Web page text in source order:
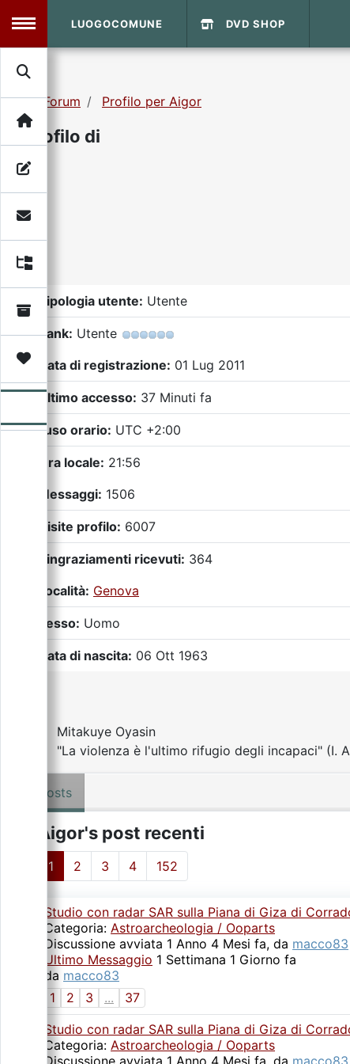
MENU
Search
Archivio
Video
Forum
Donazione
LUOGOCOMUNE DVD SHOP
Forum Profilo per Aigor
Profilo di
Tipologia utente: Utente
Rank: Utente
Data di registrazione: 01 Lug 2011
Ultimo accesso: 37 Minuti fa
Fuso orario: UTC +2:00
Ora locale: 21:56
Messaggi: 1506
Visite profilo: 6007
Ringraziamenti ricevuti: 364
Località: Genova
Sesso: Uomo
Data di nascita: 06 Ott 1963
Mitakuye Oyasin
"La violenza è l'ultimo rifugio degli incapaci" (I.
Posts
Aigor's post recenti
1 2 3 4 152
Studio con radar SAR sulla Piana di Giza di
Categoria: Astroarcheologia / Ooparts
Discussione avviata 1 Anno 4 Mesi fa, da macco83
Ultimo Messaggio 1 Settimana 1 Giorno fa
da macco83
1
2 3 ...
37
Studio con radar SAR sulla Piana di Giza di
Categoria: Astroarcheologia / Ooparts